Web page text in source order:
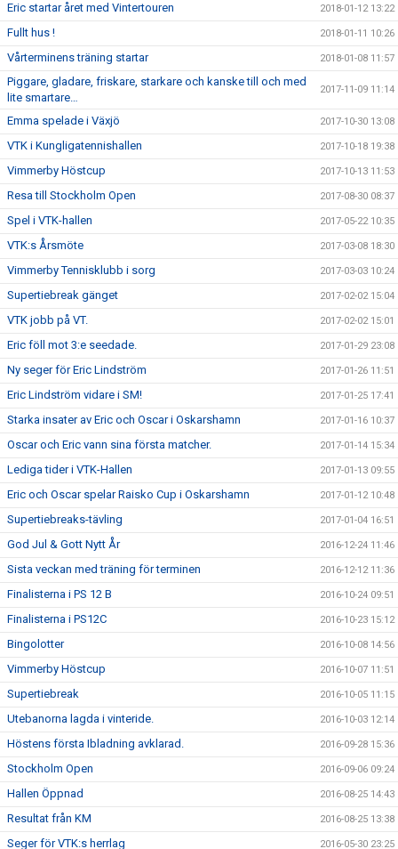
Eric startar året med Vintertouren 2018-01-12 13:22
Fullt hus ! 2018-01-11 10:26
Vårterminens träning startar 2018-01-08 11:57
Piggare, gladare, friskare, starkare och kanske till och med
lite smartare…
2017-11-09 11:14
Emma spelade i Växjö 2017-10-30 13:08
VTK i Kungligatennishallen 2017-10-18 19:38
Vimmerby Höstcup 2017-10-13 11:53
Resa till Stockholm Open 2017-08-30 08:37
Spel i VTK-hallen 2017-05-22 10:35
VTK:s Årsmöte 2017-03-08 18:30
Vimmerby Tennisklubb i sorg 2017-03-03 10:24
Supertiebreak gänget 2017-02-02 15:04
VTK jobb på VT. 2017-02-02 15:01
Eric föll mot 3:e seedade. 2017-01-29 23:08
Ny seger för Eric Lindström 2017-01-26 11:51
Eric Lindström vidare i SM! 2017-01-25 17:41
Starka insater av Eric och Oscar i Oskarshamn 2017-01-16 10:37
Oscar och Eric vann sina första matcher. 2017-01-14 15:34
Lediga tider i VTK-Hallen 2017-01-13 09:55
Eric och Oscar spelar Raisko Cup i Oskarshamn 2017-01-12 10:48
Supertiebreaks-tävling 2017-01-04 16:51
God Jul & Gott Nytt År 2016-12-24 11:46
Sista veckan med träning för terminen 2016-12-12 11:36
Finalisterna i PS 12 B 2016-10-24 09:51
Finalisterna i PS12C 2016-10-23 15:12
Bingolotter 2016-10-08 14:56
Vimmerby Höstcup 2016-10-07 11:51
Supertiebreak 2016-10-05 11:15
Utebanorna lagda i vinteride. 2016-10-03 12:14
Höstens första Ibladning avklarad. 2016-09-28 15:36
Stockholm Open 2016-09-06 09:24
Hallen Öppnad 2016-08-25 14:43
Resultat från KM 2016-08-25 13:38
Seger för VTK:s herrlag 2016-05-30 23:25